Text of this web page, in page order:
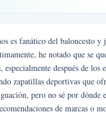
es fanático del baloncesto y
he notado que se
después de los
zapatillas deportivas que
pero no sé por dónde
de marcas o